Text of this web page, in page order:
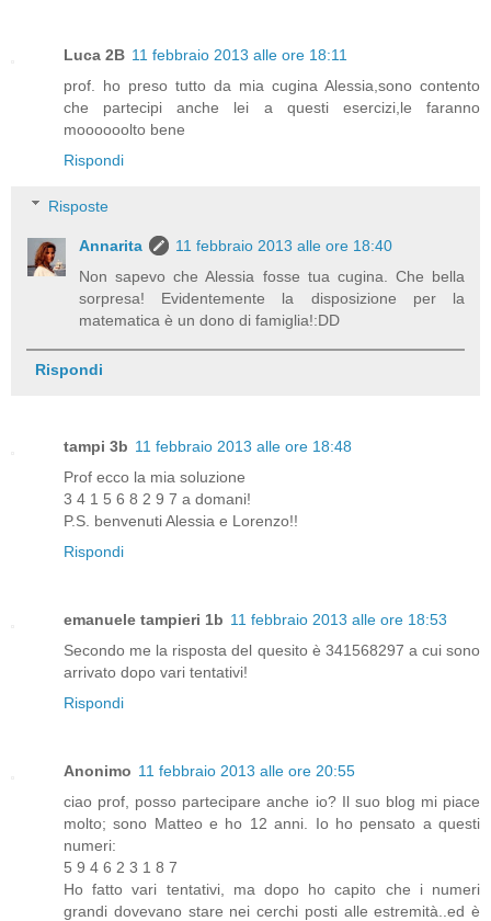
Luca 2B 11 febbraio 2013 alle ore 18:11
prof. ho preso tutto da mia cugina Alessia,sono contento
che partecipi anche lei a questi esercizi,le faranno
moooooolto bene
Rispondi
Risposte
Annarita
11 febbraio 2013 alle ore 18:40
Non sapevo che Alessia fosse tua cugina. Che bella
sorpresa! Evidentemente la disposizione per la
matematica è un dono di famiglia!:DD
Rispondi
tampi 3b 11 febbraio 2013 alle ore 18:48
Prof ecco la mia soluzione
3 4 1 5 6 8 2 9 7 a domani!
P.S. benvenuti Alessia e Lorenzo!!
Rispondi
emanuele tampieri 1b 11 febbraio 2013 alle ore 18:53
Secondo me la risposta del quesito è 341568297 a cui sono
arrivato dopo vari tentativi!
Rispondi
Anonimo 11 febbraio 2013 alle ore 20:55
ciao prof, posso partecipare anche io? Il suo blog mi piace
molto; sono Matteo e ho 12 anni. Io ho pensato a questi
numeri:
5 9 4 6 2 3 1 8 7
Ho fatto vari tentativi, ma dopo ho capito che i numeri
grandi dovevano stare nei cerchi posti alle estremità..ed è